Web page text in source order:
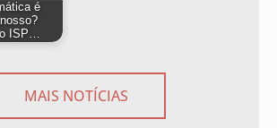
é
ISP…
MAIS NOTÍCIAS